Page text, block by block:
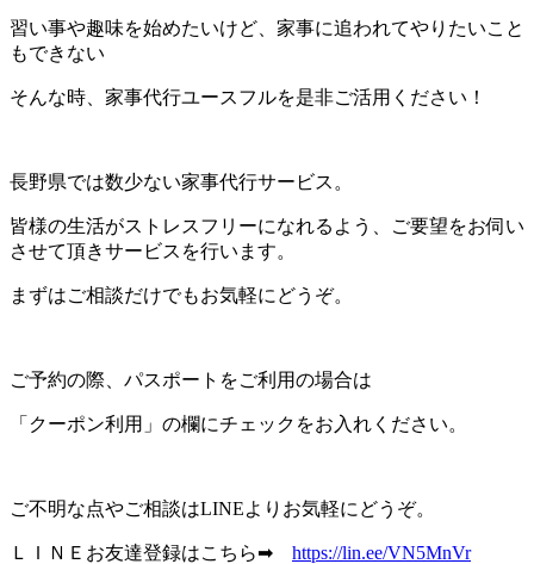
習い事や趣味を始めたいけど、家事に追われてやりたいこと
もできない
そんな時、家事代行ユースフルを是非ご活用ください！
長野県では数少ない家事代行サービス。
皆様の生活がストレスフリーになれるよう、ご要望をお伺い
させて頂きサービスを行います。
まずはご相談だけでもお気軽にどうぞ。
ご予約の際、パスポートをご利用の場合は
「クーポン利用」の欄にチェックをお入れください。
ご不明な点やご相談はLINEよりお気軽にどうぞ。
ＬＩＮＥお友達登録はこちら➡ https://lin.ee/VN5MnVr